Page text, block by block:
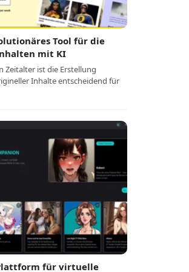
Tool für die
mit KI
Zeitalter ist die Erstellung
Inhalte entscheidend für
für virtuelle